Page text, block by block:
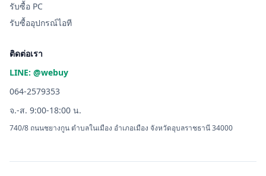
รับซื้อ PC
รับซื้ออุปกรณ์ไอที
ติดต่อเรา
LINE: @webuy
064-2579353
จ.-ส. 9:00-18:00 น.
740/8 ถนนชยางกูน ตำบลในเมือง อำเภอเมือง จังหวัดอุบลราชธานี 34000